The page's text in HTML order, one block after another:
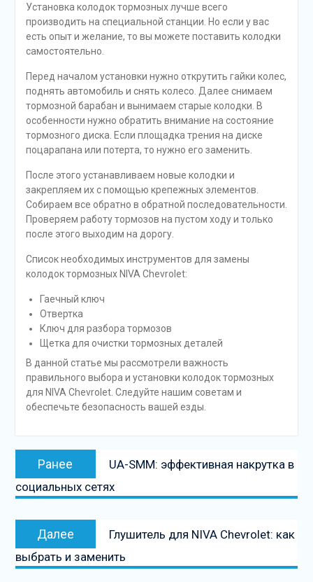
Установка колодок тормозных лучше всего
производить на специальной станции. Но если у вас
есть опыт и желание, то вы можете поставить колодки
самостоятельно.
Перед началом установки нужно открутить гайки колес,
поднять автомобиль и снять колесо. Далее снимаем
тормозной барабан и вынимаем старые колодки. В
особенности нужно обратить внимание на состояние
тормозного диска. Если площадка трения на диске
поцарапана или потерта, то нужно его заменить.
После этого устанавливаем новые колодки и
закрепляем их с помощью крепежных элементов.
Собираем все обратно в обратной последовательности.
Проверяем работу тормозов на пустом ходу и только
после этого выходим на дорогу.
Список необходимых инструментов для замены
колодок тормозных NIVA Chevrolet:
Гаечный ключ
Отвертка
Ключ для разбора тормозов
Щетка для очистки тормозных деталей
В данной статье мы рассмотрели важность
правильного выбора и установки колодок тормозных
для NIVA Chevrolet. Следуйте нашим советам и
обеспечьте безопасность вашей езды.
Навигация
записям
Ранее
Предыдущая
запись:
UA-SMM: эффективная накрутка в
социальных сетях
Далее
Следующая
запись
Глушитель для NIVA Chevrolet: как
выбрать и заменить